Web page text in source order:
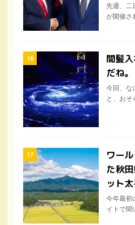
先週、二
が開催さ
間髪
だね。
今回、な
と、お
ワー
た秋
ット
今年最初
イトで聞